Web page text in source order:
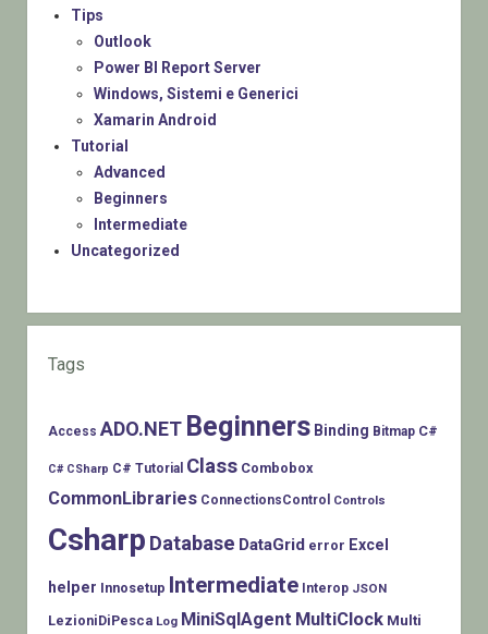
Tips
Outlook
Power BI Report Server
Windows, Sistemi e Generici
Xamarin Android
Tutorial
Advanced
Beginners
Intermediate
Uncategorized
Tags
Access ADO.NET Beginners Binding Bitmap C#
C# CSharp C# Tutorial Class Combobox
CommonLibraries ConnectionsControl Controls
Csharp Database DataGrid error Excel
helper Innosetup Intermediate Interop JSON
LezioniDiPesca Log MiniSqlAgent MultiClock Multi